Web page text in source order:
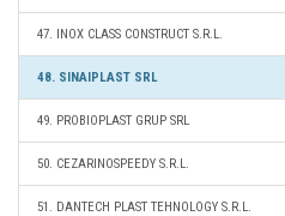
47. INOX CLASS CONSTRUCT S.R.L.
48. SINAIPLAST SRL
49. PROBIOPLAST GRUP SRL
50. CEZARINOSPEEDY S.R.L.
51. DANTECH PLAST TEHNOLOGY S.R.L.